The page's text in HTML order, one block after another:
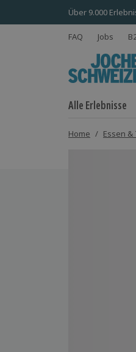
Über 9.000
FAQ Jobs
Alle Erlebnisse
Home / Essen